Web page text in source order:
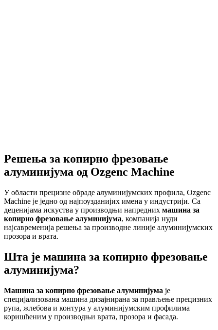
Решења за копирно фрезовање
алуминијума од Ozgenc Machine
У области прецизне обраде алуминијумских профила, Ozgenc
Machine је једно од најпоузданијих имена у индустрији. Са
деценијама искуства у производњи напредних машина за
копирно фрезовање алуминијума, компанија нуди
најсавременија решења за производне линије алуминијумских
прозора и врата.
Шта је машина за копирно фрезовање
алуминијума?
Машина за копирно фрезовање алуминијума је
специјализована машина дизајнирана за прављење прецизних
рупа, жлебова и контура у алуминијумским профилима
коришћеним у производњи врата, прозора и фасада.